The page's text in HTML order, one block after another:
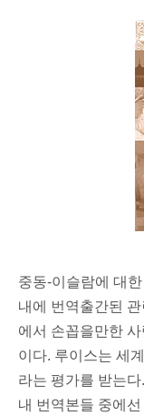
중동-이슬람에 대
내에 번역출간된
에서 손꼽을만한
이다. 루이스는 세
라는 평가를 받는
내 번역본들 중에